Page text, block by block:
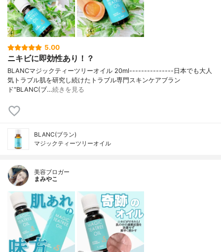
5.00
ニキビに即効性あり！？
BLANCマジックティーツリーオイル 20ml---------------日本でも大人
気トラブル肌を研究し続けたトラブル専門スキンケアブラン
ド“BLANC(ブ…続きを見る
BLANC(ブラン)
マジックティーツリーオイル
美容ブロガー
まみやこ